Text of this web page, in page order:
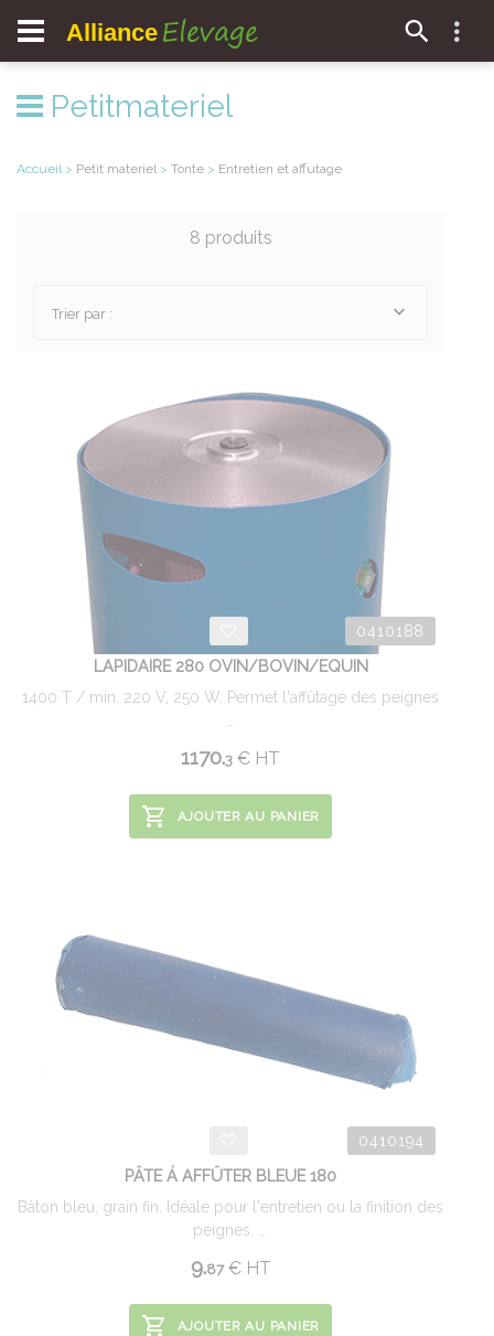
Alliance Elevage
Petitmateriel
Accueil > Petit materiel > Tonte > Entretien et affutage
8 produits
Trier par :
0410188
LAPIDAIRE 280 OVIN/BOVIN/EQUIN
1400 T / min. 220 V, 250 W. Permet l'affûtage des peignes
1170.3 € HT
AJOUTER AU PANIER
0410194
PÂTE Á AFFÛTER BLEUE 180
Bâton bleu, grain fin. Idéale pour l'entretien ou la finition des
peignes. ...
9.87 €HT
AJOUTER AU PANIER